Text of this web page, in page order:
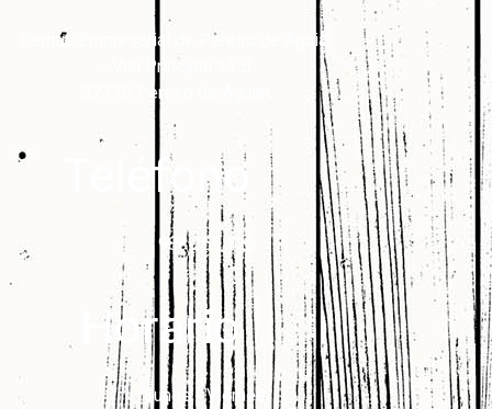
Parque Empresarial de Pereiro de Aguiar
- Vial Principal 11 B
32710 Pereiro de Aguiar
Teléfono
988 259 425
Horario
Lunes - Viernes